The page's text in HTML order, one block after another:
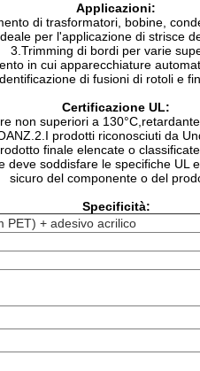
Applicazioni:
di trasformatori, bobine,
per l'applicazione di strisce
3.Trimming di bordi per varie
in cui apparecchiature
di fusioni di rotoli e
Certificazione UL:
non superiori a
prodotti riconosciuti da
finale elencate o
deve soddisfare le specifiche UL
sicuro del componente o del
Specificità:
PET) + adesivo acrilico